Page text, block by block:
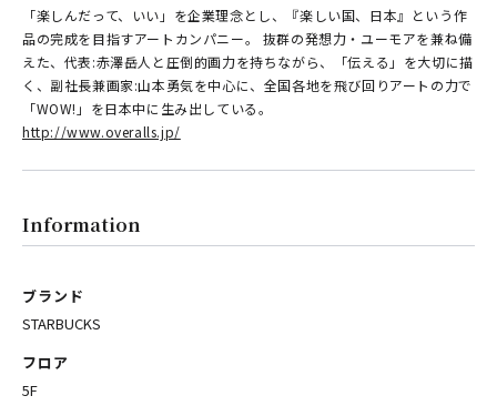
「楽しんだって、いい」を企業理念とし、『楽しい国、日本』という作
品の完成を目指すアートカンパニー。 抜群の発想力・ユーモアを兼ね備
えた、代表:赤澤岳人と圧倒的画力を持ちながら、「伝える」を大切に描
く、副社長兼画家:山本勇気を中心に、全国各地を飛び回りアートの力で
「WOW!」を日本中に生み出している。
http://www.overalls.jp/
Information
ブランド
STARBUCKS
フロア
5F